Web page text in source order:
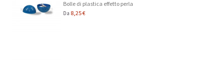
Bolle di plastica effetto perla
Da 8,25 €